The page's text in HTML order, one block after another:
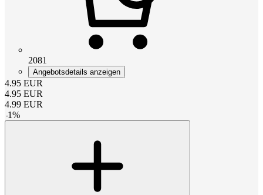
2081
Angebotsdetails anzeigen
4.95 EUR
4.95 EUR
4.99 EUR
-1%